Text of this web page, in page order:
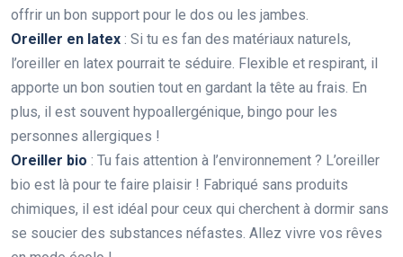
offrir un bon support pour le dos ou les jambes.
Oreiller en latex : Si tu es fan des matériaux naturels,
l’oreiller en latex pourrait te séduire. Flexible et respirant, il
apporte un bon soutien tout en gardant la tête au frais. En
plus, il est souvent hypoallergénique, bingo pour les
personnes allergiques !
Oreiller bio : Tu fais attention à l’environnement ? L’oreiller
bio est là pour te faire plaisir ! Fabriqué sans produits
chimiques, il est idéal pour ceux qui cherchent à dormir sans
se soucier des substances néfastes. Allez vivre vos rêves